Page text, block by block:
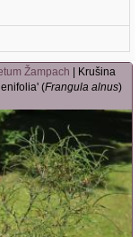
Žampach | Krušina
(Frangula alnus)